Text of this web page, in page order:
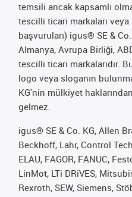
temsili ancak kapsamlı
tescilli ticari markaları
başvuruları) igus® SE &
Almanya, Avrupa Birliği,
tescilli ticari markalarıdır.
logo veya sloganın
KG'nin mülkiyet
gelmez.
igus® SE & Co. KG, Allen
Beckhoff, Lahr, Control
ELAU, FAGOR, FANUC,
LinMot, LTi DRiVES,
Rexroth, SEW, Siemens,